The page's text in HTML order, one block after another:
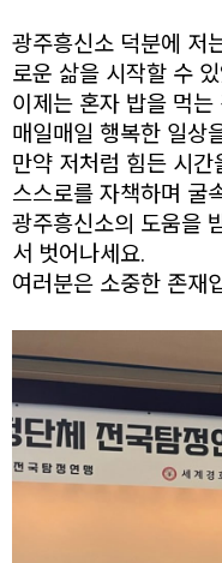
광주흥신소 덕분에 저
로운 삶을 시작할 수
이제는 혼자 밥을 먹는
매일매일 행복한 일상
만약 저처럼 힘든 시
스스로를 자책하며 굴
광주흥신소의 도움을
서 벗어나세요.
여러분은 소중한 존재